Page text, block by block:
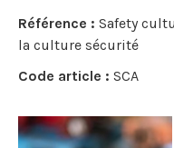
Référence : Safety
la culture sécurité
Code article : SCA